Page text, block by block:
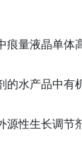
痕量液晶单
的水产品中
源性生长调